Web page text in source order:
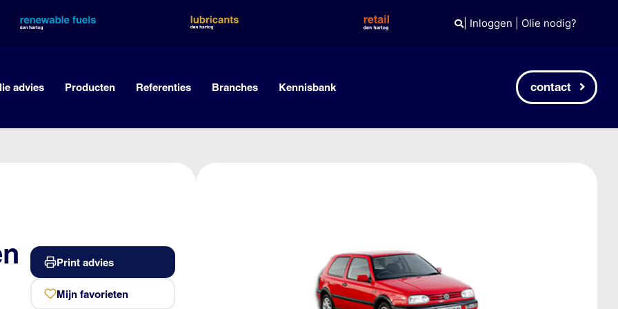
| Inloggen Olie nodig?
advies Producten Referenties Branches Kennisbank contact
Print advies
Mijn favorieten